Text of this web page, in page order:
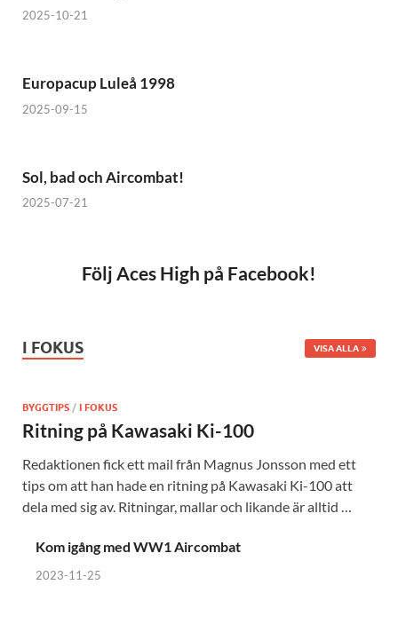
2025-10-21
Europacup Luleå 1998
2025-09-15
Sol, bad och Aircombat!
2025-07-21
Följ Aces High på Facebook!
I FOKUS VISA ALLA
BYGGTIPS / I FOKUS
Ritning på Kawasaki Ki-100
Redaktionen fick ett mail från Magnus Jonsson med ett
tips om att han hade en ritning på Kawasaki Ki-100 att
dela med sig av. Ritningar, mallar och likande är alltid …
Kom igång med WW1 Aircombat
2023-11-25